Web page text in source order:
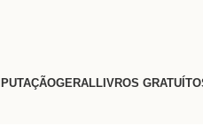
GERALLIVROS